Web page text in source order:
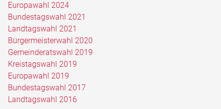
Europawahl 2024
Bundestagswahl 2021
Landtagswahl 2021
Bürgermeisterwahl 2020
Gemeinderatswahl 2019
Kreistagswahl 2019
Europawahl 2019
Bundestagswahl 2017
Landtagswahl 2016